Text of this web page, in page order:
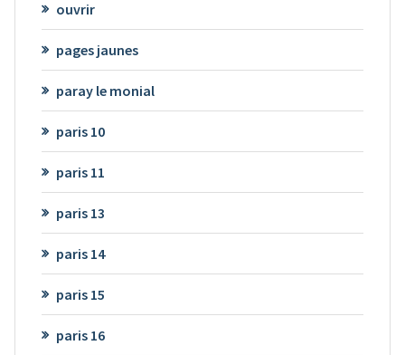
ouvrir
pages jaunes
paray le monial
paris 10
paris 11
paris 13
paris 14
paris 15
paris 16